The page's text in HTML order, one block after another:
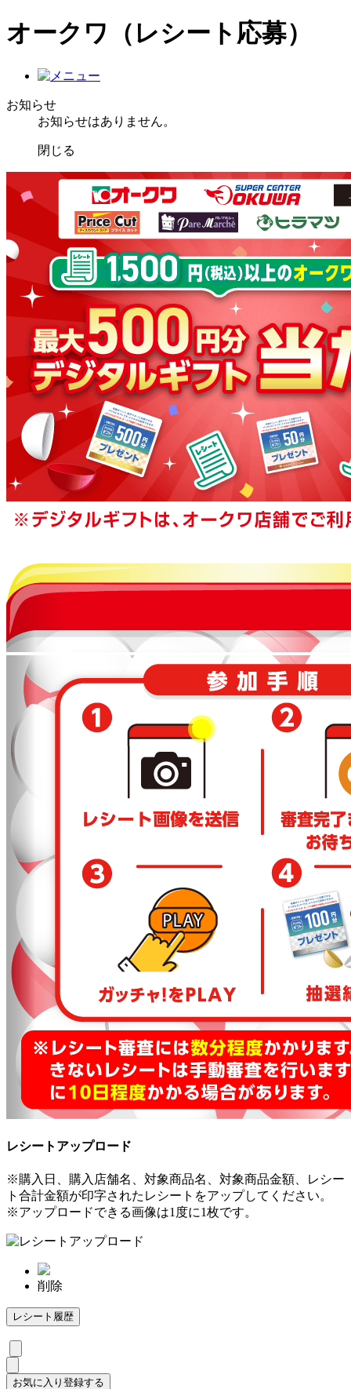
オークワ（レシート応募）
お知らせ
お知らせはありません。
閉じる
レシートアップロード
※購入日、購入店舗名、対象商品名、対象商品金額、レシー
ト合計金額が印字されたレシートをアップしてください。
※アップロードできる画像は1度に1枚です。
削除
レシート履歴
お気に入り登録する